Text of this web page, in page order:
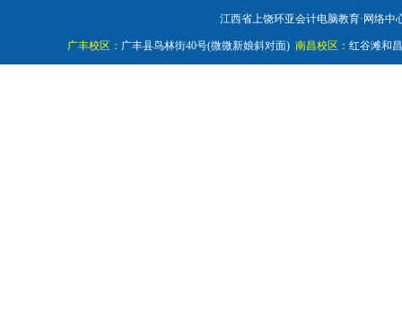
江西省上饶环亚会计电脑教育·网络中
广丰校区： 广丰县鸟林街40号(微微新娘斜对面) 南昌校区： 红谷滩和